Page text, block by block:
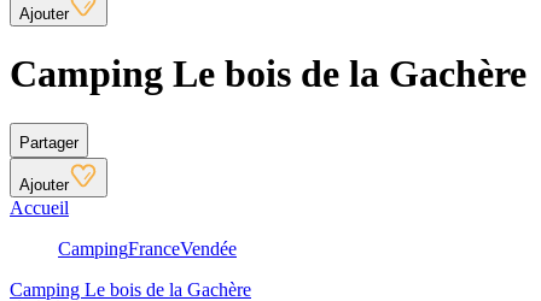
Ajouter
Camping Le bois de la Gachère
Partager
Ajouter
Accueil
CampingFranceVendée
Camping Le bois de la Gachère